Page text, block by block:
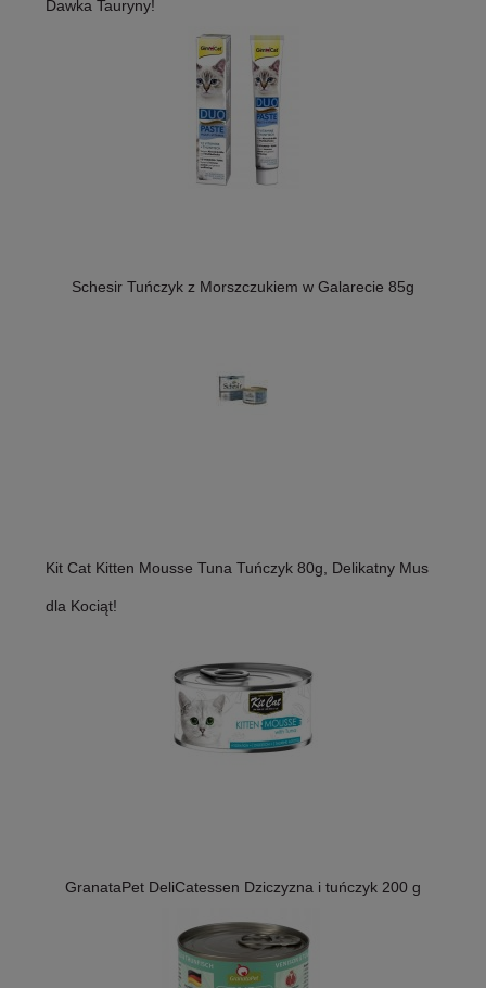
Dawka Tauryny!
Schesir Tuńczyk z Morszczukiem w Galarecie 85g
Kit Cat Kitten Mousse Tuna Tuńczyk 80g, Delikatny Mus
dla Kociąt!
GranataPet DeliCatessen Dziczyzna i tuńczyk 200 g